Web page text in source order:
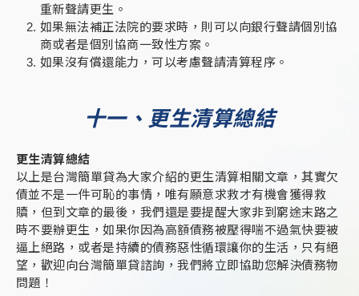
重新聲請更生。
如果無法補正法院的要求時，則可以向銀行聲請個別協
商或者是個別協商一致性方案。
如果沒有償還能力，可以考慮聲請清算程序。
十一、更生清算總結
更生清算總結
以上是台灣簡單貸為大家介紹的更生清算相關文章，其實欠
債並不是一件可恥的事情，唯有願意求救才有機會獲得救
贖，但到文章的最後，我們還是要提醒大家非到窮途末路之
時不要辦更生，如果你因為高額債務被壓得喘不過氣快要被
逼上絕路，或者是持續的債務惡性循環讓你的生活，只有絕
望，歡迎向台灣簡單貸諮詢，我們將立即協助您解決債務物
問題！